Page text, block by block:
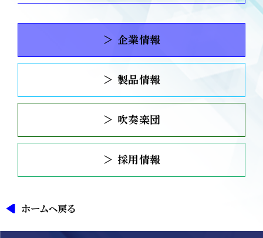
＞ 企業情報
＞ 製品情報
＞ 吹奏楽団
＞ 採用情報
ホームへ戻る